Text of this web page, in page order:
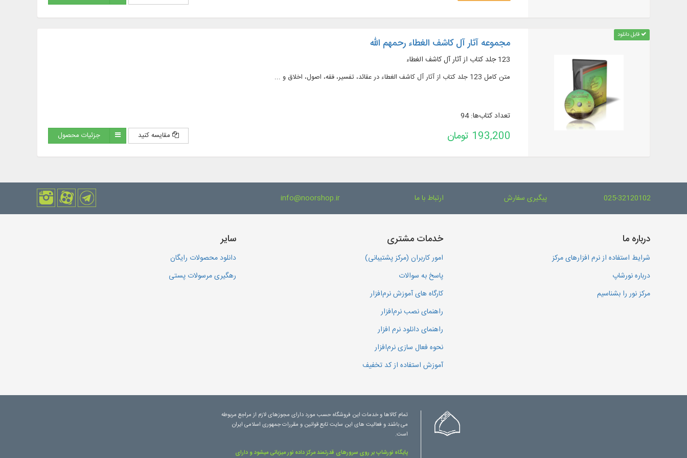
قابل دانلود
مجموعه آثار آل کاشف الغطاء رحمهم الله
123 جلد کتاب از آثار آل کاشف الغطاء
متن کامل 123 جلد کتاب از آثار آل کاشف الغطاء در عقائد، تفسیر، فقه، اصول، اخلاق و ...
تعداد کتاب‌ها: 94
193,200 تومان مقایسه کنید جزئیات محصول
025-32120102 پیگیری سفارش ارتباط با ما info@noorshop.ir
درباره ما
شرایط استفاده از نرم افزارهای مرکز
درباره نورشاپ
مرکز نور را بشناسیم
خدمات مشتری
امور کاربران (مرکز پشتیبانی)
پاسخ به سوالات
کارگاه های آموزش نرم‌افزار
راهنمای نصب نرم‌افزار
راهنمای دانلود نرم افزار
نحوه فعال سازی نرم‌افزار
آموزش استفاده از کد تخفیف
سایر
دانلود محصولات رایگان
رهگیری مرسولات پستی
تمام کالاها و خدمات این فروشگاه حسب مورد دارای مجوزهای لازم از مراجع مربوطه
می باشند و فعالیت های این سایت تابع قوانین و مقررات جمهوری اسلامی ایران
است.
پایگاه نورشاپ بر روی سرورهای قدرتمند مرکز داده نور میزبانی میشود و دارای